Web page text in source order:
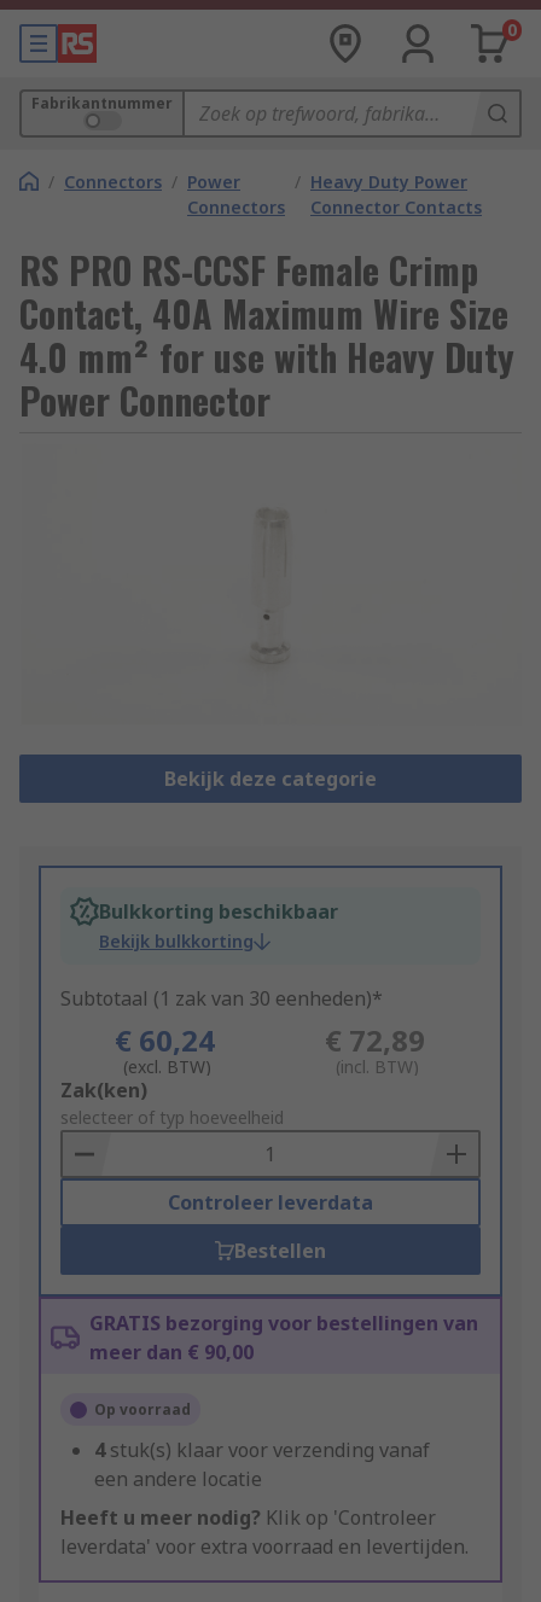
0
Fabrikantnummer
/ Connectors / Power
Connectors
/ Heavy Duty Power
Connector Contacts
RS PRO RS-CCSF Female Crimp
Contact, 40A Maximum Wire Size
4.0 mm² for use with Heavy Duty
Power Connector
Bekijk deze categorie
Bulkkorting beschikbaar
Bekijk bulkkorting
Subtotaal (1 zak van 30 eenheden)*
€ 60,24
(excl. BTW)
€ 72,89
(incl. BTW)
Add
to
Basket
Zak(ken)
selecteer of typ hoeveelheid
Controleer leverdata
Bestellen
GRATIS bezorging voor bestellingen van
meer dan € 90,00
Op voorraad
4stuk(s) klaar voor verzending vanaf
een andere locatie
Heeft u meer nodig? Klik op 'Controleer
leverdata' voor extra voorraad en levertijden.